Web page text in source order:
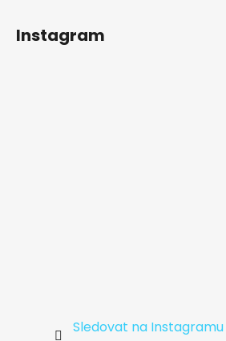
Instagram
Sledovat na Instagramu